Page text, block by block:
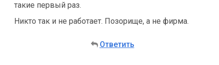
такие первый раз.
Никто так и не работает. Позорище, а не фирма.
Ответить